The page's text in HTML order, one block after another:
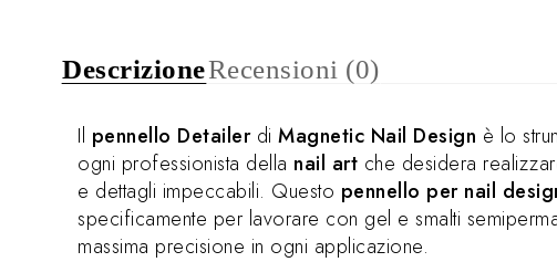
DescrizioneRecensioni (0)
Il pennello Detailerdi Magnetic Nail Design è lo
ogni professionista della nail art che desidera
e dettagli impeccabili. Questo pennello per nail
specificamente per lavorare con gel e smalti
massima precisione in ogni applicazione.